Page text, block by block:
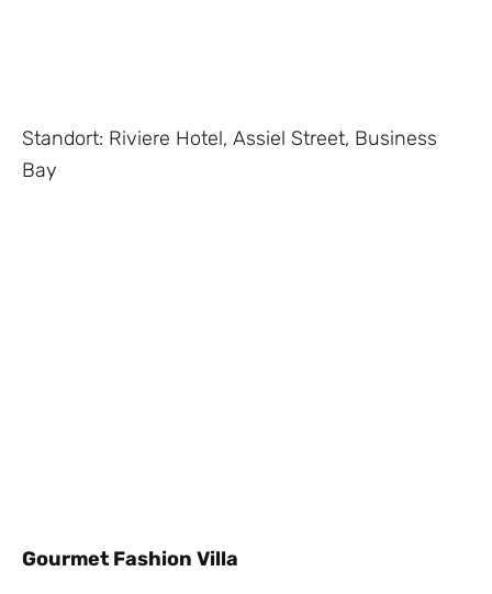
Standort: Riviere Hotel, Assiel Street, Business
Bay
Gourmet Fashion Villa